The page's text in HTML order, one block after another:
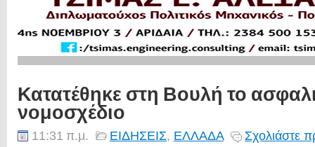
Κατατέθηκε στη Βουλή το
νομοσχέδιο
11:31 π.μ. ΕΙΔΗΣΕΙΣ, ΕΛΛΑΔΑ Σχολιάστε